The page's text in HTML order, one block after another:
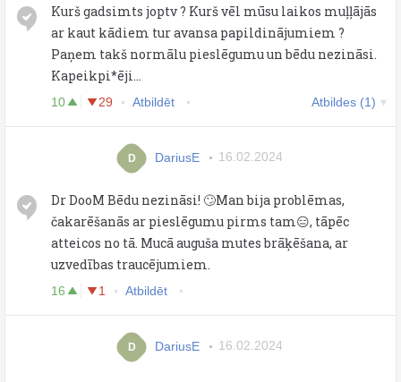
Kurš gadsimts joptv ? Kurš vēl mūsu laikos muļļājās
ar kaut kādiem tur avansa papildinājumiem ?
Paņem takš normālu pieslēgumu un bēdu nezināsi.
Kapeikpi*ēji...
10 29 Atbildēt Atbildes (1)
D DariusE 16.02.2024
Dr DooM Bēdu nezināsi! 🙄Man bija problēmas,
čakarēšanās ar pieslēgumu pirms tam😑, tāpēc
atteicos no tā. Mucā auguša mutes brāķēšana, ar
uzvedības traucējumiem.
16 1 Atbildēt
D DariusE 16.02.2024